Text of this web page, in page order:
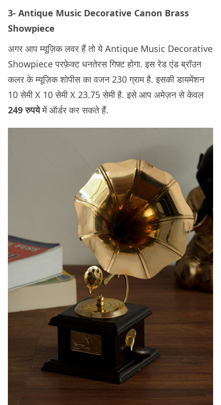
3- Antique Music Decorative Canon Brass
Showpiece
अगर आप म्यूज़िक लवर हैं तो ये Antique Music Decorative
Showpiece परफ़ेक्ट धनतेरस गिफ़्ट होगा. इस रेड एंड ब्रॉउन
कलर के म्यूज़िक शोपीस का वजन 230 ग्राम है. इसकी डायमेंशन
10 सेमी X 10 सेमी X 23.75 सेमी है. इसे आप अमेज़न से केवल
249 रुपयेमें ऑर्डर कर सकते हैं.